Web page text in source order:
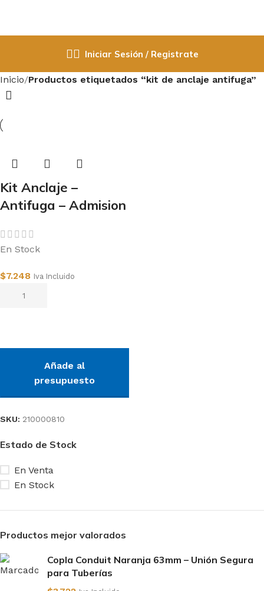
Iniciar Sesión / Registrate
Estado de Stock
En Venta
En Stock
Productos mejor valorados
Copla Conduit Naranja 63mm – Unión Segura
para Tuberías
Inicio Productos etiquetados “kit de anclaje antifuga”
Kit Anclaje –
Antifuga – Admision
En Stock
$7.248 Iva Incluido
Añade al
presupuesto
SKU: 210000810